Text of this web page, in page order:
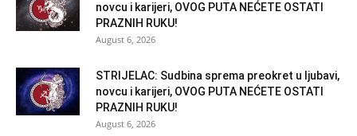
novcu i karijeri, OVOG PUTA NEĆETE OSTATI
PRAZNIH RUKU!
August 6, 2026
STRIJELAC: Sudbina sprema preokret u ljubavi,
novcu i karijeri, OVOG PUTA NEĆETE OSTATI
PRAZNIH RUKU!
August 6, 2026